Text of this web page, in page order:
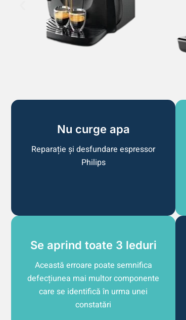
Nu curge apa
Reparație și desfundare espressor
Philips
Se aprind toate 3 leduri
Această erroare poate semnifica
defecțiunea mai multor componente
care se identifică în urma unei
constatări